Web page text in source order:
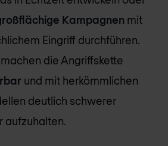
Kampagnen mit
Eingriff durchführen.
die Angriffskette
und mit herkömmlichen
deutlich schwerer
aufzuhalten.